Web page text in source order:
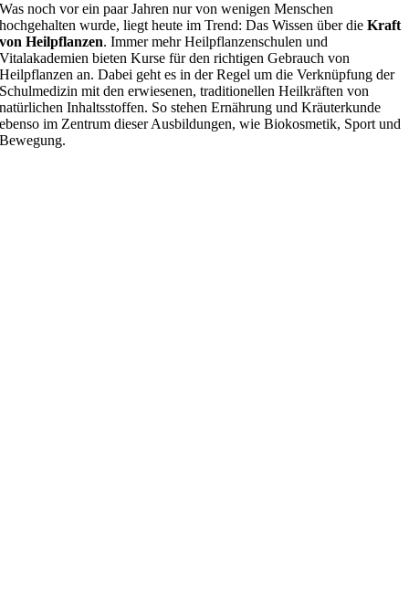
Was noch vor ein paar Jahren nur von wenigen Menschen
hochgehalten wurde, liegt heute im Trend: Das Wissen über dieKraft
von Heilpflanzen. Immer mehr Heilpflanzenschulen und
Vitalakademien bieten Kurse für den richtigen Gebrauch von
Heilpflanzen an. Dabei geht es in der Regel um die Verknüpfung der
Schulmedizin mit den erwiesenen, traditionellen Heilkräften von
natürlichen Inhaltsstoffen. So stehen Ernährung und Kräuterkunde
ebenso im Zentrum dieser Ausbildungen, wie Biokosmetik, Sport und
Bewegung.